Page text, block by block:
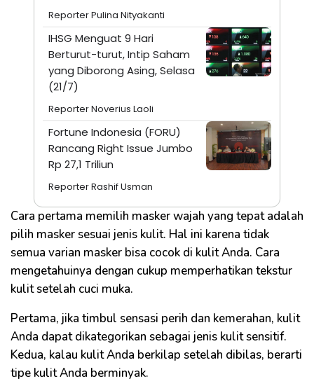
Reporter Pulina Nityakanti
IHSG Menguat 9 Hari
Berturut-turut, Intip Saham
yang Diborong Asing, Selasa
(21/7)
Reporter Noverius Laoli
Fortune Indonesia (FORU)
Rancang Right Issue Jumbo
Rp 27,1 Triliun
Reporter Rashif Usman
Cara pertama memilih masker wajah yang tepat adalah
pilih masker sesuai jenis kulit. Hal ini karena tidak
semua varian masker bisa cocok di kulit Anda. Cara
mengetahuinya dengan cukup memperhatikan tekstur
kulit setelah cuci muka.
Pertama, jika timbul sensasi perih dan kemerahan, kulit
Anda dapat dikategorikan sebagai jenis kulit sensitif.
Kedua, kalau kulit Anda berkilap setelah dibilas, berarti
tipe kulit Anda berminyak.